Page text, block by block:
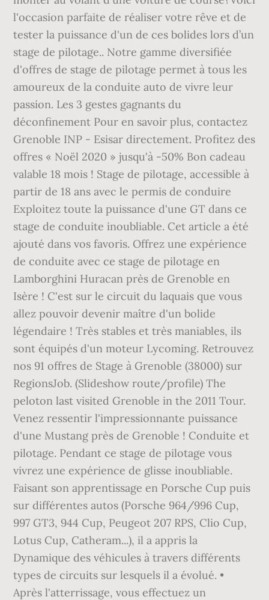
l'occasion parfaite de réaliser votre rêve et de
tester la puissance d'un de ces bolides lors d’un
stage de pilotage.. Notre gamme diversifiée
d'offres de stage de pilotage permet à tous les
amoureux de la conduite auto de vivre leur
passion. Les 3 gestes gagnants du
déconfinement Pour en savoir plus, contactez
Grenoble INP - Esisar directement. Profitez des
offres « Noël 2020 » jusqu'à -50% Bon cadeau
valable 18 mois ! Stage de pilotage, accessible à
partir de 18 ans avec le permis de conduire
Exploitez toute la puissance d'une GT dans ce
stage de conduite inoubliable. Cet article a été
ajouté dans vos favoris. Offrez une expérience
de conduite avec ce stage de pilotage en
Lamborghini Huracan près de Grenoble en
Isère ! C'est sur le circuit du laquais que vous
allez pouvoir devenir maître d'un bolide
légendaire ! Très stables et très maniables, ils
sont équipés d'un moteur Lycoming. Retrouvez
nos 91 offres de Stage à Grenoble (38000) sur
RegionsJob. (Slideshow route/profile) The
peloton last visited Grenoble in the 2011 Tour.
Venez ressentir l'impressionnante puissance
d'une Mustang près de Grenoble ! Conduite et
pilotage. Pendant ce stage de pilotage vous
vivrez une expérience de glisse inoubliable.
Faisant son apprentissage en Porsche Cup puis
sur différentes autos (Porsche 964/996 Cup,
997 GT3, 944 Cup, Peugeot 207 RPS, Clio Cup,
Lotus Cup, Catheram...), il a appris la
Dynamique des véhicules à travers différents
types de circuits sur lesquels il a évolué. •
Après l'atterrissage, vous effectuez un